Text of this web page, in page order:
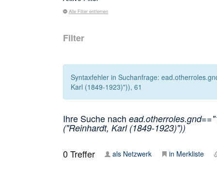
Alle Filter entfernen
Filter
Syntaxfehler in Suchanfrage:
Karl (1849-1923)")), 61
Ihre Suche nach
("Reinhardt, Karl (1849-1923)"))
0Treffer als Netzwerk in Merkliste